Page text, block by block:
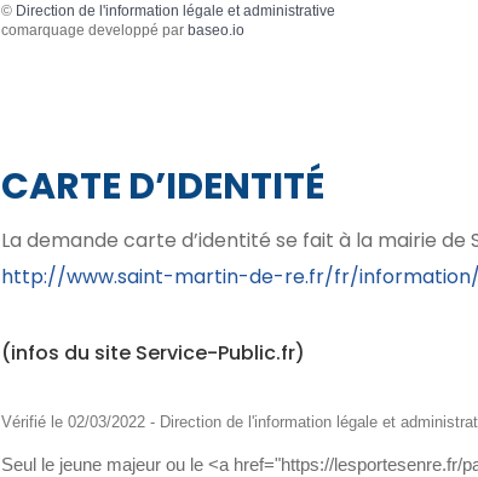
© Direction de l'information légale et administrative
comarquage developpé parbaseo.io
CARTE D’IDENTITÉ
La demande carte d’identité se fait à la mairie de
http://www.saint-martin-de-re.fr/fr/information/
(infos du site Service-Public.fr)
Vérifié le 02/03/2022 - Direction de l'information légale et
Seul le jeune majeur ou le <a href="https://